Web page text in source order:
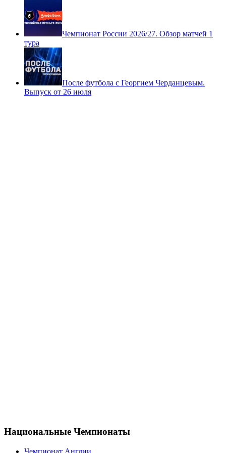
Чемпионат России 2026/27. Обзор матчей 1
тура
После футбола с Георгием Черданцевым.
Выпуск от 26 июля
Национальные Чемпионаты
Чемпионат Англии